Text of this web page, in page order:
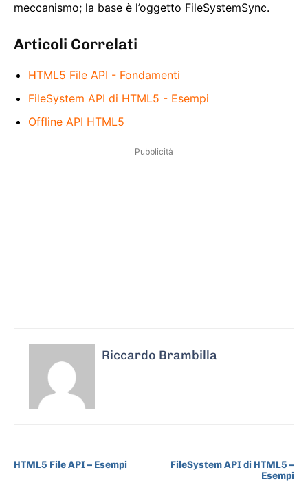
meccanismo; la base è l’oggetto FileSystemSync.
Articoli Correlati
HTML5 File API - Fondamenti
FileSystem API di HTML5 - Esempi
Offline API HTML5
Pubblicità
Riccardo Brambilla
HTML5 File API – Esempi
FileSystem API di HTML5 –
Esempi